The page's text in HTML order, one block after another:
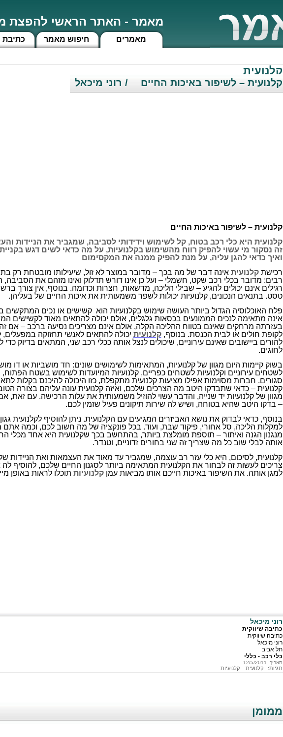
מאמר - האתר הראשי להפצת
חיפוש מאמר מאמרים
קלנועית
קלנועית – לשיפור באיכות החיים / רוני מיכאל
קלנועית – לשיפור באיכות החיים
קלנועית היא כלי רכב בטוח, קל לשימוש וידידותי לסביבה, שמגביר את
זה נסקור מי עשוי להפיק רווח מהשימוש בקלנועיות, על מה כדאי לשים דגש
ואיך כדאי להגן עליה, על מנת להפיק ממנה את המקסימום
רכישתקלנועית אינה דבר של מה בכך – מדובר במוצר לא זול, שיעילותו מובטחת רק
רבים: מדובר בכלי רכב שקט, חשמלי – ועל כן אינו דורש תדלוק ואינו מזהם את
רגילים אינם יכולים להגיע – שבילי הליכה, מדשאות, חצרות וכדומה. בנוסף, אין צורך
טסט. בתנאים הנכונים, קלנועיות יכולות לשפר משמעותית את איכות החיים של בעליהן.
פלח האוכלוסיה הגדול ביותר העושה שימוש בקלנועיות הוא קשישים או נכים המתקשים
אינה מתאימה לנכים הממונעים בכסאות גלגלים, אולם יכולה להתאים מאוד לקשישים
בעזרתה מרחקים שאינם בטווח ההליכה הקלה, אולם אינם מצריכים נסיעה ברכב – אם
לקופת חולים או לבית הכנסת. בנוסף,קלנועית יכולה להתאים לאנשי תחזוקה במפעלים,
להורים ביישובים שאינם עירוניים, שיכולים לנצל אותה ככלי רכב שני, המתאים בדיוק
לחוגים.
בשוק קיימות היום מגוון של קלנועיות, המתאימות לשימושים שונים: חד מושביות או דו
לשטחים עירוניים וקלנועיות לשטחים כפריים, קלנועיות המיועדות לשימוש בשטח הפתוח,
סגורים. חברות מסוימות אפילו מציעות קלנועית מתקפלת, כזו היכולה להיכנס בקלות
קלנועית – כדאי שתבדקו היטב מה הצרכים שלכם, ואיזה קלנועית עונה עליהם בצורה
מגוון של קלנועיות יד שנייה, והדבר עשוי להוזיל משמעותית את עלות הרכישה. עם זאת,
– בדקו היטב שהיא בטוחה, ושיש לה שירות תיקונים פעיל שזמין לכם.
בנוסף, כדאי לבדוק את נושא האביזרים המגיעים עם הקלנועית. ניתן להוסיף לקלנועית
למקלות הליכה, סל אחורי, פיקוד שבת, ועוד. בכל פונקציה של מה חשוב לכם, וכמה אתם
מנגנון הגנה ואיתור – תוספת מומלצת ביותר, בהתחשב בכך שקלנועית היא אחד מכלי
אותה לבלי שוב כל מה שצריך זה שני בחורים זדוניים, וטנדר.
קלנועית, לסיכום, היא כלי עזר רב עוצמה, שמגביר עד מאוד את העצמאות ואת
צריכים לעשות זה לבחור את הקלנועית המתאימה ביותר לסגנון החיים שלכם, להוסיף
למגן אותה. את השיפור באיכות חייכם אותו מביאות עמןקלנועיות תוכלו לראות באופן
רוני מיכאל
כתיבה שיווקית
כתיבה שיווקית
רוני מיכאל
תל אביב
כלי רכב - כללי
תאריך: 12/5/2011
תגיות:קלנועית קלנועיות
ממומן